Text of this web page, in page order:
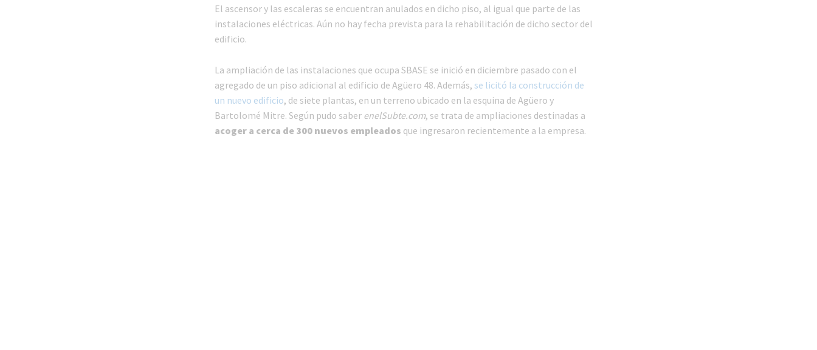
El ascensor y las escaleras se encuentran anulados en dicho piso, al igual que parte de las
instalaciones eléctricas. Aún no hay fecha prevista para la rehabilitación de dicho sector del
edificio.
La ampliación de las instalaciones que ocupa SBASE se inició en diciembre pasado con el
agregado de un piso adicional al edificio de Agüero 48. Además, se licitó la construcción de
un nuevo edificio, de siete plantas, en un terreno ubicado en la esquina de Agüero y
Bartolomé Mitre. Según pudo saber enelSubte.com, se trata de ampliaciones destinadas a
acoger a cerca de 300 nuevos empleados que ingresaron recientemente a la empresa.